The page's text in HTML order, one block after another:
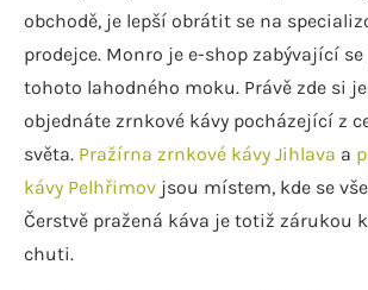
obchodě, je lepší obrátit se na
prodejce. Monro je e-shop zabývající
tohoto lahodného moku. Právě zde si
objednáte zrnkové kávy pocházející z
světa. Pražírna zrnkové kávy Jihlava a
kávy Pelhřimov jsou místem, kde se
Čerstvě pražená káva je totiž zárukou
chuti.